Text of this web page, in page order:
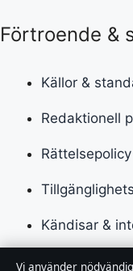
Förtroende &
Källor &
Redaktionell
Rättelsepolicy
Kändisar &
Vi använder